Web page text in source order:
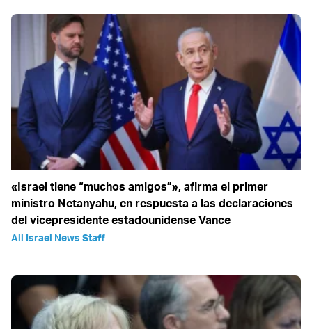
«Israel tiene “muchos amigos”», afirma el primer
ministro Netanyahu, en respuesta a las declaraciones
del vicepresidente estadounidense Vance
All Israel News Staff